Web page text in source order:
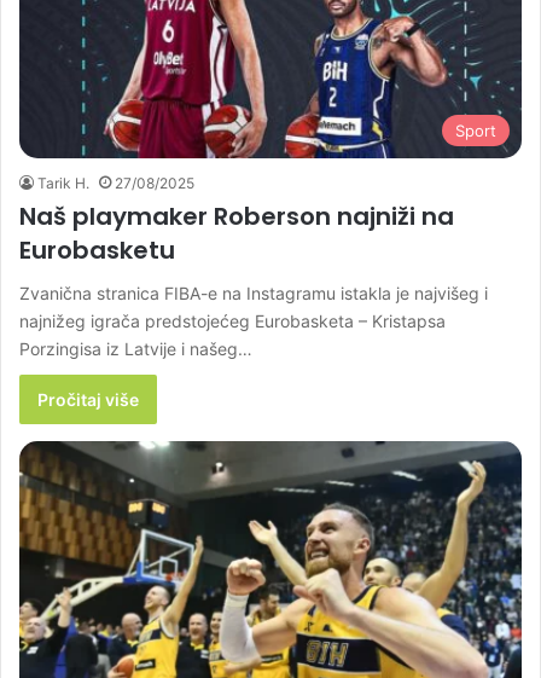
Sport
Tarik H. 27/08/2025
Naš playmaker Roberson najniži na
Eurobasketu
Zvanična stranica FIBA-e na Instagramu istakla je najvišeg i
najnižeg igrača predstojećeg Eurobasketa – Kristapsa
Porzingisa iz Latvije i našeg…
Pročitaj više